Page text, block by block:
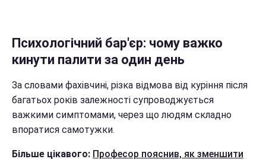
Психологічний бар'єр: чому важко
кинути палити за один день
За словами фахівчині, різка відмова від куріння після
багатьох років залежності супроводжується
важкими симптомами, через що людям складно
впоратися самотужки.
Більше цікавого: Професор пояснив, як зменшити